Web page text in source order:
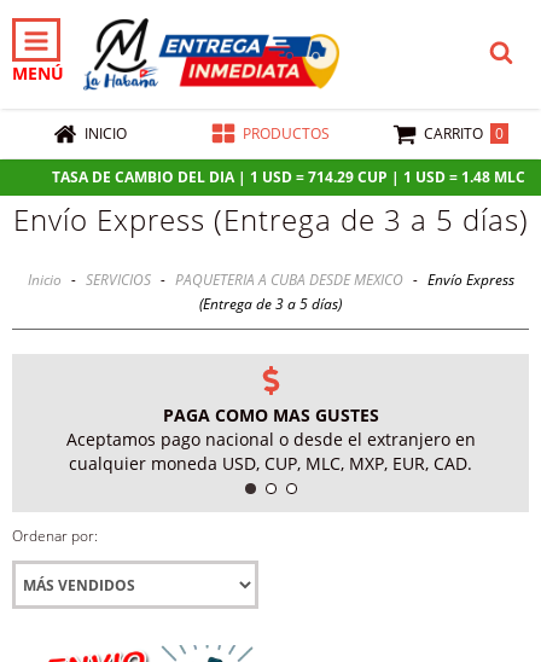
TASA DE CAMBIO DEL DIA | 1 USD = 714.29 CUP | 1 USD = 1.48 MLC
MENÚ
INICIO PRODUCTOS CARRITO 0
Envío Express (Entrega de 3 a 5 días)
Inicio - SERVICIOS - PAQUETERIA A CUBA DESDE MEXICO - Envío Express
(Entrega de 3 a 5 días)
PAGA COMO MAS GUSTES
Aceptamos pago nacional o desde el extranjero en
cualquier moneda USD, CUP, MLC, MXP, EUR, CAD.
Ordenar por: